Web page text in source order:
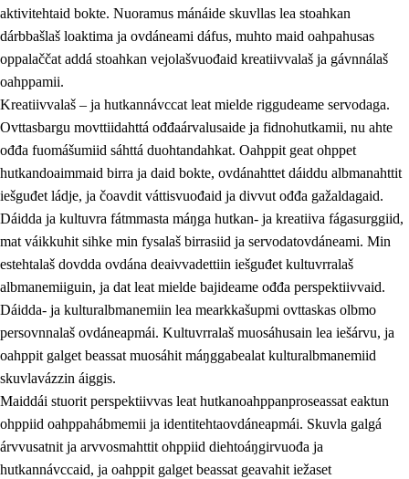
1.3 Kritihkalaš jurddašeapmi ja ehtalaš diđolašvuohta
1.4 Hutkanillu, beroštupmi ja suokkardanhuovva
1.5
1.6 Demokratiija ja mielváikkuheapmi
aktivitehtaid bokte. Nuoramus mánáide skuvllas lea stoahkan
dárbbašlaš loaktima ja ovdáneami dáfus, muhto maid oahpahusas
oppalaččat addá stoahkan vejolašvuođaid kreatiivvalaš ja gávnnálaš
oahppamii.
Kreatiivvalaš – ja hutkannávccat leat mielde riggudeame servodaga.
Ovttasbargu movttiidahttá ođđaárvalusaide ja fidnohutkamii, nu ahte
ođđa fuomášumiid sáhttá duohtandahkat. Oahppit geat ohppet
hutkandoaimmaid birra ja daid bokte, ovdánahttet dáiddu albmanahttit
iešguđet ládje, ja čoavdit váttisvuođaid ja divvut ođđa gažaldagaid.
Dáidda ja kultuvra fátmmasta máŋga hutkan- ja kreatiiva fágasurggiid,
mat váikkuhit sihke min fysalaš birrasiid ja servodatovdáneami. Min
estehtalaš dovdda ovdána deaivvadettiin iešguđet kultuvrralaš
albmanemiiguin, ja dat leat mielde bajideame ođđa perspektiivvaid.
Dáidda- ja kulturalbmanemiin lea mearkkašupmi ovttaskas olbmo
persovnnalaš ovdáneapmái. Kultuvrralaš muosáhusain lea iešárvu, ja
oahppit galget beassat muosáhit máŋggabealat kulturalbmanemiid
skuvlavázzin áiggis.
Maiddái stuorit perspektiivvas leat hutkanoahppanproseassat eaktun
ohppiid oahppahábmemii ja identitehtaovdáneapmái. Skuvla galgá
árvvusatnit ja arvvosmahttit ohppiid diehtoáŋgirvuođa ja
hutkannávccaid, ja oahppit galget beassat geavahit iežaset